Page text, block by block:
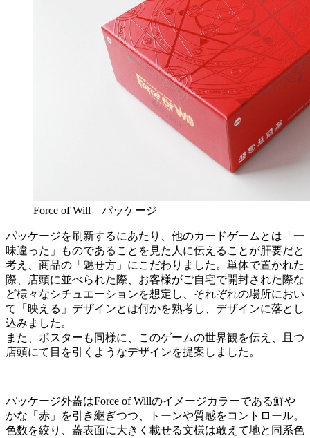
Force of Will パッケージ
パッケージを刷新するにあたり、他のカードゲームとは「一
味違った」ものであることを見た人に伝えることが肝要だと
考え、商品の「魅せ方」にこだわりました。単体で置かれた
際、店頭に並べられた際、お客様がご自宅で開封された際な
ど様々なシチュエーションを想定し、それぞれの場所におい
て「映える」デザインとは何かを熟考し、デザインに落とし
込みました。
また、ポスターも同様に、このゲームの世界観を伝え、且つ
店頭にて目を引くようなデザインを提案しました。
パッケージ外蓋はForce of Willのイメージカラーである鮮や
かな「赤」を引き継ぎつつ、トーンや質感をコントロール。
色数を絞り、蓋表面に大きく載せる文様は敢えて地と同系色